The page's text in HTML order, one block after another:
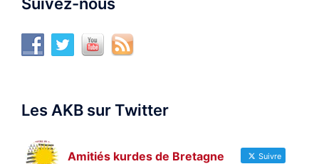
Les AKB sur Twitter
Amitiés kurdes de Bretagne Suivre